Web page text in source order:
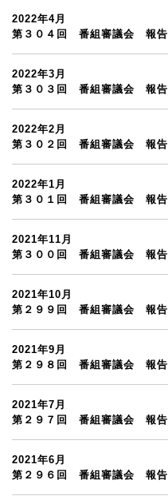
2022年4月
第３０４回 番組審議会 報告
2022年3月
第３０３回 番組審議会 報告
2022年2月
第３０２回 番組審議会 報告
2022年1月
第３０１回 番組審議会 報告
2021年11月
第３００回 番組審議会 報告
2021年10月
第２９９回 番組審議会 報告
2021年9月
第２９８回 番組審議会 報告
2021年7月
第２９７回 番組審議会 報告
2021年6月
第２９６回 番組審議会 報告